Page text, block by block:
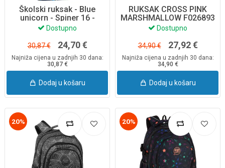
Školski ruksak - Blue
unicorn - Spiner 16 -
F001670
Dostupno
30,87 € 24,70 €
Najniža cijena u zadnjih 30 dana:
30,87 €
Dodaj u košaru
RUKSAK CROSS PINK
MARSHMALLOW F026893
COOLPACK
Dostupno
34,90 € 27,92 €
Najniža cijena u zadnjih 30 dana:
34,90 €
Dodaj u košaru
20% 20%